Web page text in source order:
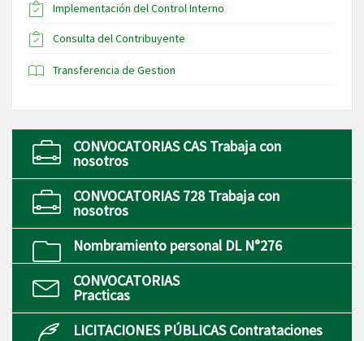
Implementación del Control Interno
Consulta del Contribuyente
Transferencia de Gestion
CONVOCATORIAS CAS Trabaja con
nosotros
CONVOCATORIAS 728 Trabaja con
nosotros
Nombramiento personal DL N°276
CONVOCATORIAS
Practicas
LICITACIONES PÚBLICAS Contrataciones